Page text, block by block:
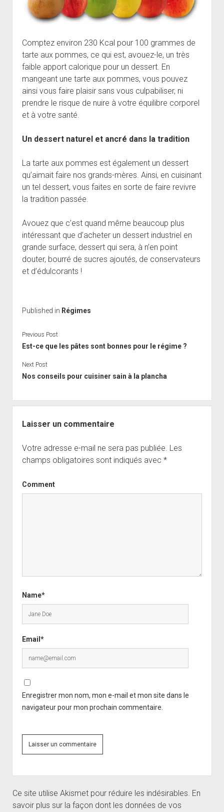
Comptez environ 230 Kcal pour 100 grammes de
tarte aux pommes, ce qui est, avouez-le, un très
faible apport calorique pour un dessert. En
mangeant une tarte aux pommes, vous pouvez
ainsi vous faire plaisir sans vous culpabiliser, ni
prendre le risque de nuire à votre équilibre corporel
et à votre santé.
Un dessert naturel et ancré dans la tradition
La tarte aux pommes est également un dessert
qu’aimait faire nos grands-mères. Ainsi, en cuisinant
un tel dessert, vous faites en sorte de faire revivre
la tradition passée.
Avouez que c’est quand même beaucoup plus
intéressant que d’acheter un dessert industriel en
grande surface, dessert qui sera, à n’en point
douter, bourré de sucres ajoutés, de conservateurs
et d’édulcorants !
Published in Régimes
Previous Post
Est-ce que les pâtes sont bonnes pour le régime ?
Next Post
Nos conseils pour cuisiner sain à la plancha
Laisser un commentaire
Votre adresse e-mail ne sera pas publiée. Les
champs obligatoires sont indiqués avec *
Comment
Name*
Email*
Enregistrer mon nom, mon e-mail et mon site dans le
navigateur pour mon prochain commentaire.
Ce site utilise Akismet pour réduire les indésirables. En
savoir plus sur la façon dont les données de vos